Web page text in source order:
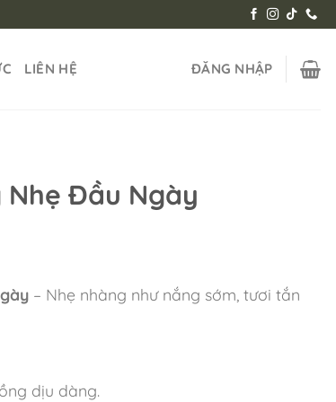
LIÊN HỆ ĐĂNG NHẬP
Nhẹ Đầu Ngày
– Nhẹ nhàng như nắng sớm, tươi tắn
dịu dàng.